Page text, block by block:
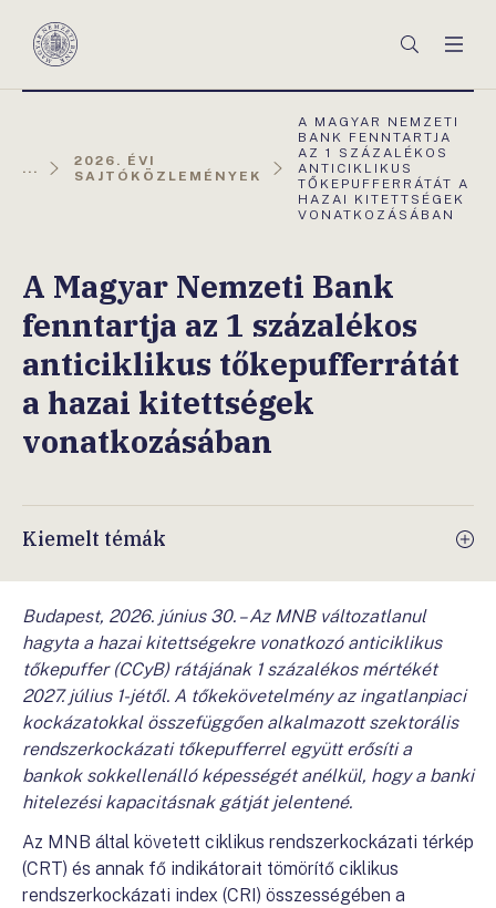
Magyar
Keresés
...
2026. ÉVI
SAJTÓKÖZLEMÉNYEK
AKTUÁLIS
OLDAL:
A MAGYAR NEMZETI
BANK FENNTARTJA
AZ 1 SZÁZALÉKOS
ANTICIKLIKUS
TŐKEPUFFERRÁTÁT A
HAZAI KITETTSÉGEK
VONATKOZÁSÁBAN
A Magyar Nemzeti Bank
fenntartja az 1 százalékos
anticiklikus tőkepufferrátát
a hazai kitettségek
vonatkozásában
Kiemelt témák
Budapest, 2026. június 30. – Az MNB változatlanul
hagyta a hazai kitettségekre vonatkozó anticiklikus
tőkepuffer (CCyB) rátájának 1 százalékos mértékét
2027. július 1-jétől. A tőkekövetelmény az ingatlanpiaci
kockázatokkal összefüggően alkalmazott szektorális
rendszerkockázati tőkepufferrel együtt erősíti a
bankok sokkellenálló képességét anélkül, hogy a banki
hitelezési kapacitásnak gátját jelentené.
Az MNB által követett ciklikus rendszerkockázati térkép
(CRT) és annak fő indikátorait tömörítő ciklikus
rendszerkockázati index (CRI) összességében a